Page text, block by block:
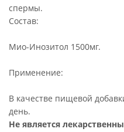
спермы.
Состав:
Мио-Инозитол 1500мг.
Применение:
В качестве пищевой
день.
Не является